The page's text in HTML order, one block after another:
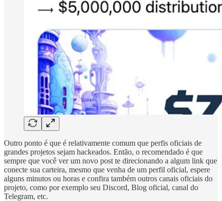
Outro ponto é que é relativamente comum que perfis oficiais de
grandes projetos sejam hackeados. Então, o recomendado é que
sempre que você ver um novo post te direcionando a algum link que
conecte sua carteira, mesmo que venha de um perfil oficial, espere
alguns minutos ou horas e confira também outros canais oficiais do
projeto, como por exemplo seu Discord, Blog oficial, canal do
Telegram, etc.